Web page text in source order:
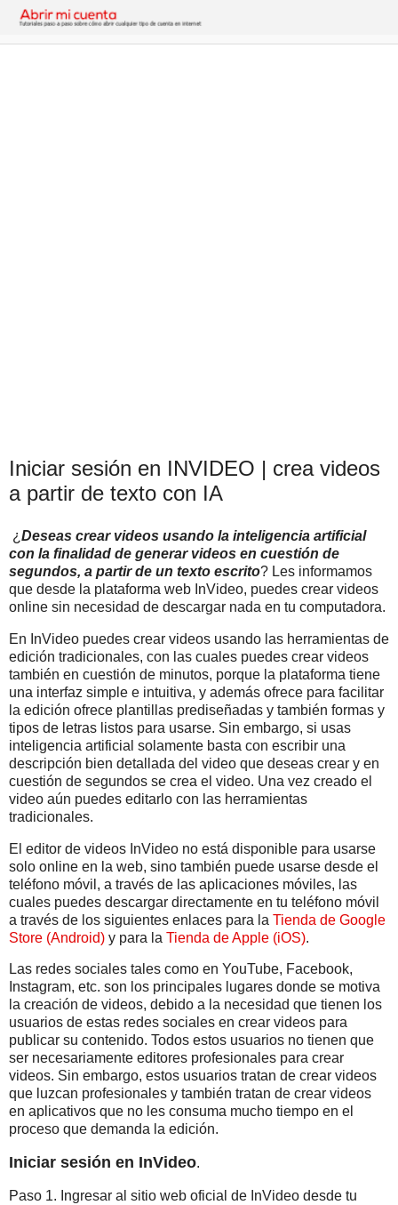
Iniciar sesión en INVIDEO | crea videos
a partir de texto con IA
¿ Deseas crear videos usando la inteligencia artificial
con la finalidad de generar videos en cuestión de
segundos, a partir de un texto escrito? Les informamos
que desde la plataforma web InVideo, puedes crear videos
online sin necesidad de descargar nada en tu computadora.
En InVideo puedes crear videos usando las herramientas de
edición tradicionales, con las cuales puedes crear videos
también en cuestión de minutos, porque la plataforma tiene
una interfaz simple e intuitiva, y además ofrece para facilitar
la edición ofrece plantillas prediseñadas y también formas y
tipos de letras listos para usarse. Sin embargo, si usas
inteligencia artificial solamente basta con escribir una
descripción bien detallada del video que deseas crear y en
cuestión de segundos se crea el video. Una vez creado el
video aún puedes editarlo con las herramientas
tradicionales.
El editor de videos InVideo no está disponible para usarse
solo online en la web, sino también puede usarse desde el
teléfono móvil, a través de las aplicaciones móviles, las
cuales puedes descargar directamente en tu teléfono móvil
a través de los siguientes enlaces para la Tienda de Google
Store (Android) y para la Tienda de Apple (iOS).
Las redes sociales tales como en YouTube, Facebook,
Instagram, etc. son los principales lugares donde se motiva
la creación de videos, debido a la necesidad que tienen los
usuarios de estas redes sociales en crear videos para
publicar su contenido. Todos estos usuarios no tienen que
ser necesariamente editores profesionales para crear
videos. Sin embargo, estos usuarios tratan de crear videos
que luzcan profesionales y también tratan de crear videos
en aplicativos que no les consuma mucho tiempo en el
proceso que demanda la edición.
Iniciar sesión en InVideo.
Paso 1. Ingresar al sitio web oficial de InVideo desde tu